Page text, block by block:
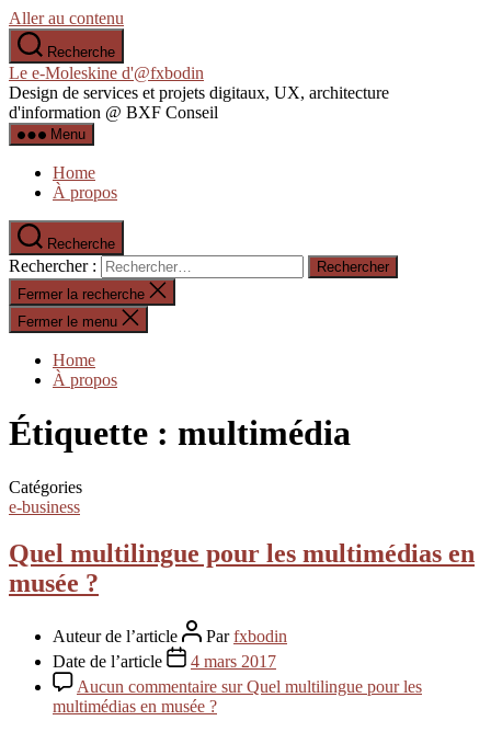
Aller au contenu
Recherche
Le e-Moleskine d'@fxbodin
Design de services et projets digitaux, UX, architecture
d'information @ BXF Conseil
Menu
Home
À propos
Recherche
Rechercher :
Fermer la recherche
Fermer le menu
Home
À propos
Étiquette : multimédia
Catégories
e-business
Quel multilingue pour les multimédias en
musée ?
Auteur de l’article Parfxbodin
Date de l’article
4 mars 2017
Aucun commentaire sur Quel multilingue pour les
multimédias en musée ?